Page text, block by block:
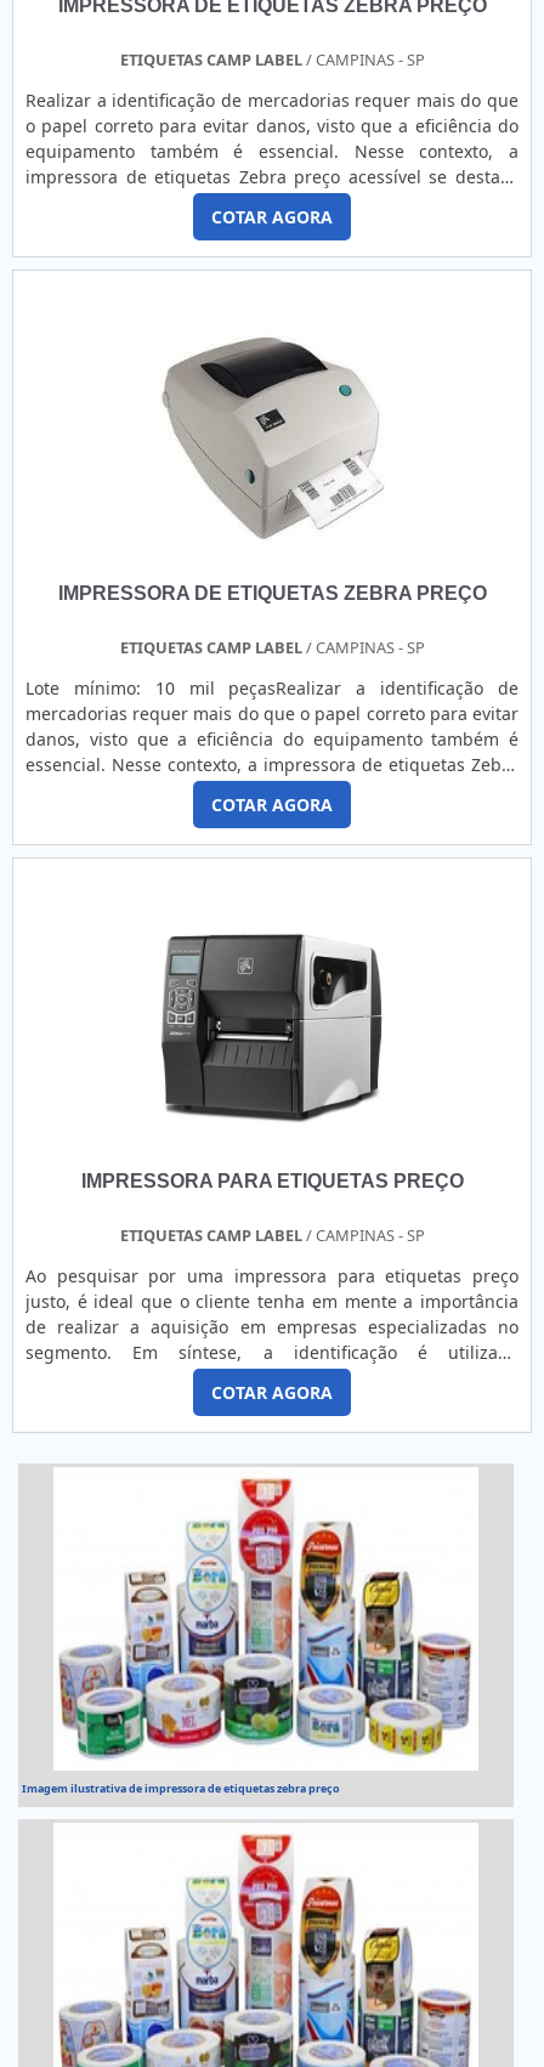
IMPRESSORA DE ETIQUETAS ZEBRA PREÇO
ETIQUETAS CAMP LABEL/ CAMPINAS - SP
Realizar a identificação de mercadorias requer mais do que
o papel correto para evitar danos, visto que a eficiência do
equipamento também é essencial. Nesse contexto, a
impressora de etiquetas Zebra preço acessível se destaca
no mercado, visto que assegura para os clientes os
seguintes benefícios: Economia; Alta
produtividade; Impressões precisas; Impressões de
qualidade; Flexibilidade de aplicações;Entre outros.MAIS
COTAR AGORA
IMPRESSORA DE ETIQUETAS ZEBRA PREÇO
ETIQUETAS CAMP LABEL/ CAMPINAS - SP
Lote mínimo: 10 mil peçasRealizar a identificação de
mercadorias requer mais do que o papel correto para evitar
danos, visto que a eficiência do equipamento também é
essencial. Nesse contexto, a impressora de etiquetas Zebra
preço acessível se destaca no mercado, visto que assegura
para os clientes os seguintes benefícios: Economia; Alta
produtividade; Impressões precisas; Impressões de
qualidade; Flexibilidade de aplicações; Entre...
COTAR AGORA
IMPRESSORA PARA ETIQUETAS PREÇO
ETIQUETAS CAMP LABEL/ CAMPINAS - SP
Ao pesquisar por uma impressora para etiquetas preço
justo, é ideal que o cliente tenha em mente a importância
de realizar a aquisição em empresas especializadas no
segmento. Em síntese, a identificação é utilizada
diariamente em indústrias e, principalmente, em comércios
que realizam vendas e atendimento aos
clientes. INFORMAÇÕES IMPORTANTES SOBRE O
muitas empresas investem na aquisi...
COTAR AGORA
Imagem ilustrativa de impressora de etiquetas zebra preço